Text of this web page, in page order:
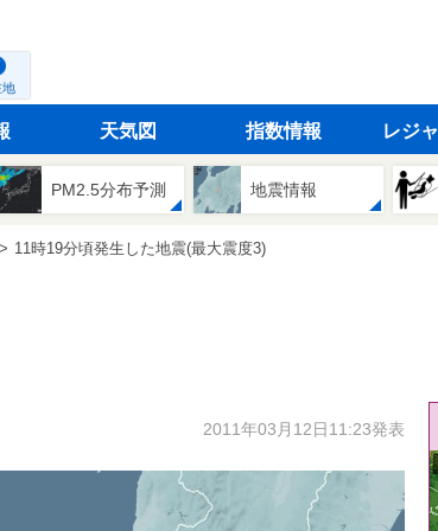
地
天気図 指数情報 レジ
PM2.5分布予測 地震情報
11時19分頃発生した地震(最大震度3)
2011年03月12日11:23発表